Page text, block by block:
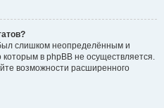
слишком неопределённым и
в phpBB не осуществляется.
возможности расширенного